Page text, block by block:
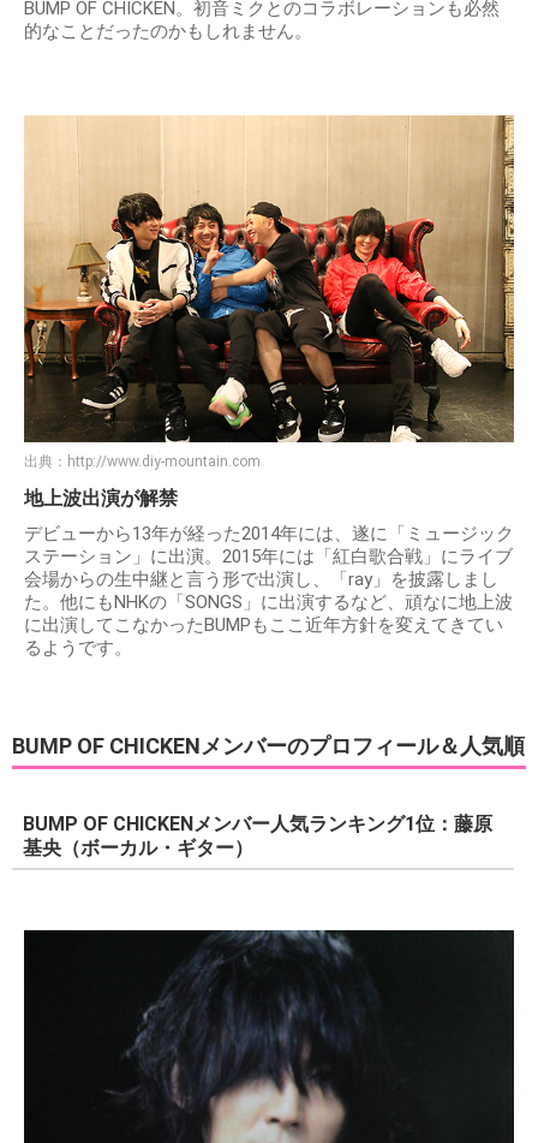
BUMP OF CHICKEN。初音ミクとのコラボレーションも必然
的なことだったのかもしれません。
出典： http://www.diy-mountain.com
地上波出演が解禁
デビューから13年が経った2014年には、遂に「ミュージック
ステーション」に出演。2015年には「紅白歌合戦」にライブ
会場からの生中継と言う形で出演し、「ray」を披露しまし
た。他にもNHKの「SONGS」に出演するなど、頑なに地上波
に出演してこなかったBUMPもここ近年方針を変えてきてい
るようです。
BUMP OF CHICKENメンバーのプロフィール＆人気順
BUMP OF CHICKENメンバー人気ランキング1位：藤原
基央（ボーカル・ギター）